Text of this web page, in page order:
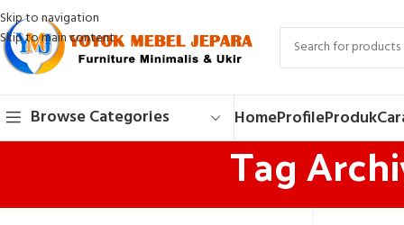
Skip to navigation
Skip to main content
Browse Categories HomeProfileProduk
Tag